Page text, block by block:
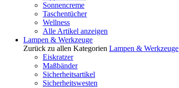
Sonnencreme
Taschentücher
Wellness
Alle Artikel anzeigen
Lampen & Werkzeuge
Zurück zu allen Kategorien Lampen & Werkzeuge
Eiskratzer
Maßbänder
Sicherheitsartikel
Sicherheitswesten